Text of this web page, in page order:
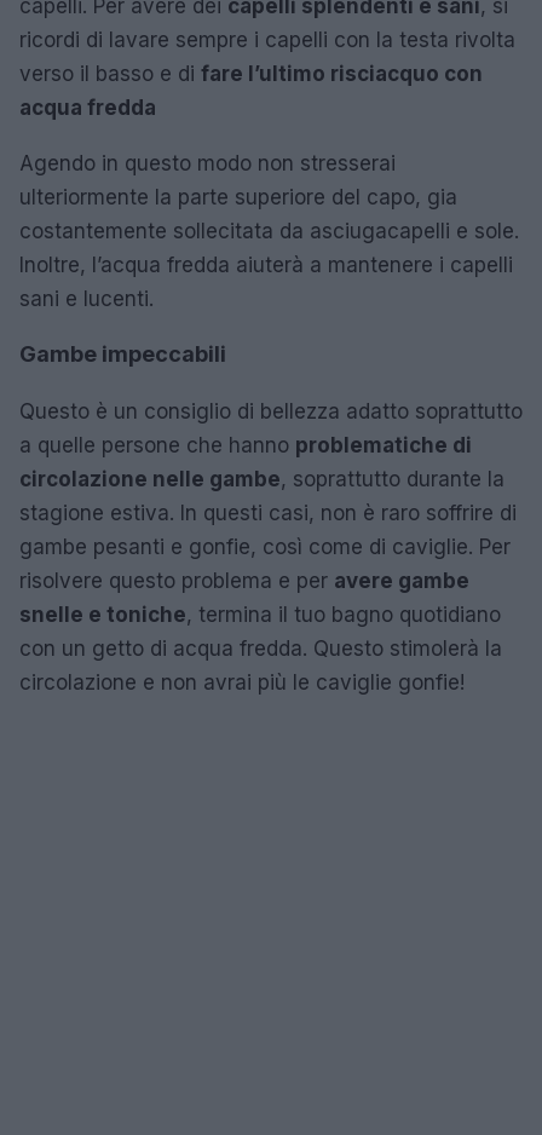
capelli. Per avere dei capelli splendenti e sani, si
ricordi di lavare sempre i capelli con la testa rivolta
verso il basso e di fare l’ultimo risciacquo con
acqua fredda
Agendo in questo modo non stresserai
ulteriormente la parte superiore del capo, gia
costantemente sollecitata da asciugacapelli e sole.
Inoltre, l’acqua fredda aiuterà a mantenere i capelli
sani e lucenti.
Gambe impeccabili
Questo è un consiglio di bellezza adatto soprattutto
a quelle persone che hanno problematiche di
circolazione nelle gambe, soprattutto durante la
stagione estiva. In questi casi, non è raro soffrire di
gambe pesanti e gonfie, così come di caviglie. Per
risolvere questo problema e per avere gambe
snelle e toniche, termina il tuo bagno quotidiano
con un getto di acqua fredda. Questo stimolerà la
circolazione e non avrai più le caviglie gonfie!